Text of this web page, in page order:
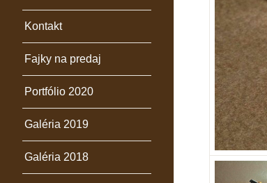
Kontakt
Fajky na predaj
Portfólio 2020
Galéria 2019
Galéria 2018